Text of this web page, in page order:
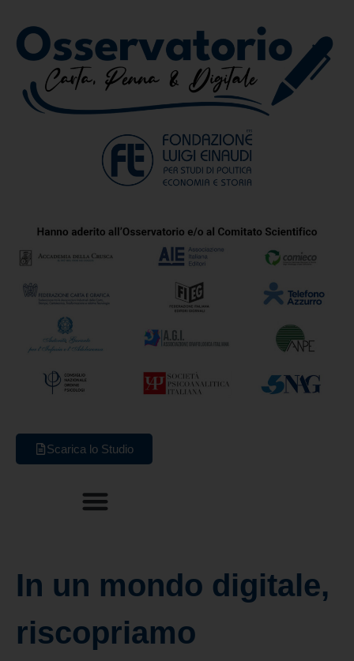
Scarica lo Studio
In un mondo digitale,
riscopriamo